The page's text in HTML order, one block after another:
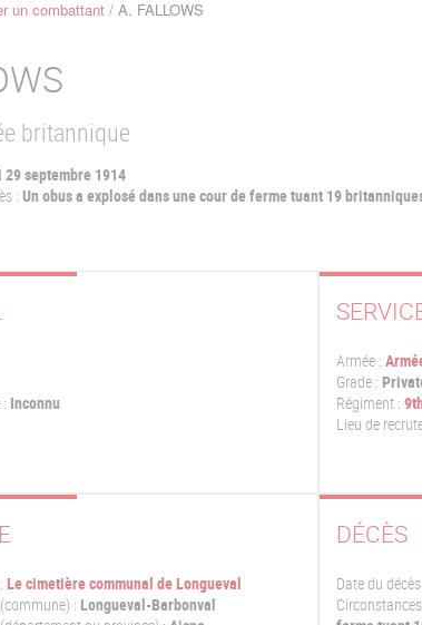
un combattant A. FALLOWS
britannique
29 septembre 1914
: Un obus a explosé dans une cour de ferme tuant 19
Inconnu
Armée :
Grade :
Régiment :
Lieu de
Le cimetière communal de Longueval
: Longueval-Barbonval
DÉCÈS
Date du